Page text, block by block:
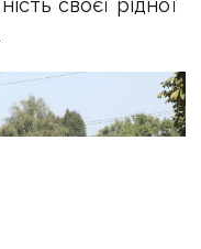
своєї рідної